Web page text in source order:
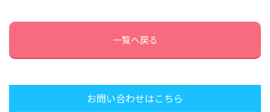
一覧へ戻る
お問い合わせはこちら